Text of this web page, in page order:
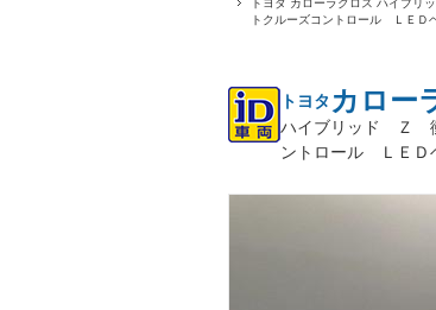
トヨタ カローラクロス ハイブ
トクルーズコントロール ＬＥ
トヨタ カロー
ハイブリッド Ｚ
ントロール ＬＥ